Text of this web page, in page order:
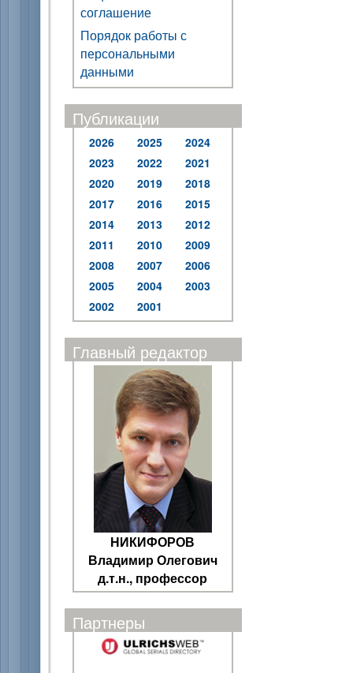
соглашение
Порядок работы с
персональными
данными
Публикации
2026 2025
2024
2023
2022
2021
2020
2019
2018
2017
2016
2015
2014
2013
2012
2011
2010
2009
2008
2007
2006
2005
2004
2003
2002
2001
Главный редактор
НИКИФОРОВ
Владимир Олегович
д.т.н., профессор
Партнеры